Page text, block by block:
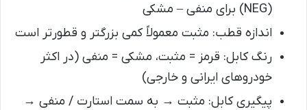
(NEG) برای منفی – مشکی
اندازه قطب: مثبت معمولاً کمی بزرگتر و قطورتر است
رنگ کابل: قرمز = مثبت، مشکی = منفی (در اکثر
خودروهای ایرانی و خارجی)
پیگیری کابل: مثبت → به سمت استارت / منفی →